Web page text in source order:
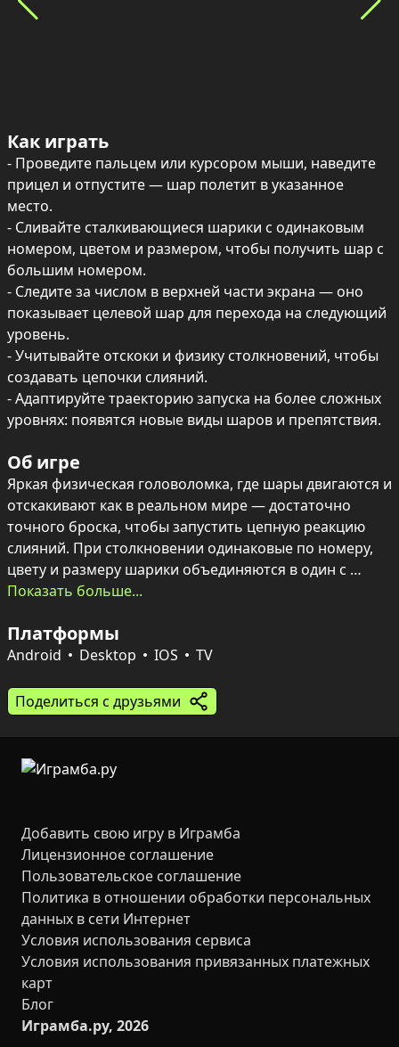
Как играть
- Проведите пальцем или курсором мыши, наведите
прицел и отпустите — шар полетит в указанное
место.
- Сливайте сталкивающиеся шарики с одинаковым
номером, цветом и размером, чтобы получить шар с
большим номером.
- Следите за числом в верхней части экрана — оно
показывает целевой шар для перехода на следующий
уровень.
- Учитывайте отскоки и физику столкновений, чтобы
создавать цепочки слияний.
- Адаптируйте траекторию запуска на более сложных
уровнях: появятся новые виды шаров и препятствия.
Об игре
Яркая физическая головоломка, где шары двигаются и
отскакивают как в реальном мире — достаточно
точного броска, чтобы запустить цепную реакцию
слияний. При столкновении одинаковые по номеру,
цвету и размеру шарики объединяются в один с
большим числом, а каждая новая ступень приносит
варианты взаимодействия.
типы шаров и препятствия, требующие точности и
расчёта траектории. Яркая графика, плавные
подчёркивают каждое слияние, превращая
стандартный ход в удовольствие для глаз.
Показать больше...
Платформы
Android Desktop IOS TV
Поделиться с друзьями
Добавить свою игру в Играмба
Лицензионное соглашение
Пользовательское соглашение
Политика в отношении обработки персональных
данных в сети Интернет
Условия использования сервиса
Условия использования привязанных платежных
карт
Блог
Играмба.ру, 2026